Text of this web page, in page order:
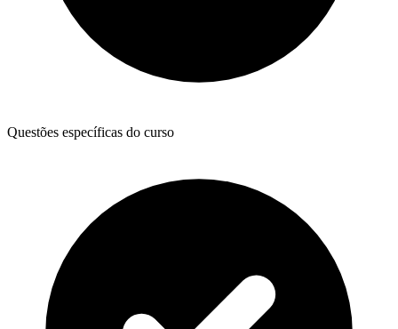
Questões específicas do curso